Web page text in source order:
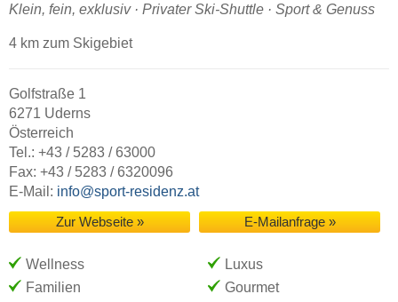
Klein, fein, exklusiv · Privater Ski-Shuttle · Sport & Genuss
4 km zum Skigebiet
Golfstraße 1
6271 Uderns
Österreich
Tel.: +43 / 5283 / 63000
Fax: +43 / 5283 / 6320096
E-Mail: info@sport-residenz.at
Zur Webseite » E-Mailanfrage »
Wellness
Luxus
Familien
Gourmet